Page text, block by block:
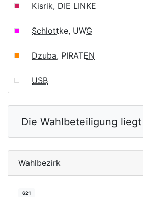
Kisrik, DIE LINKE
Schlottke, UWG
Dzuba, PIRATEN
USB
Die Wahlbeteiligung
Wahlbezirk
621